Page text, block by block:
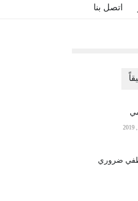
اتصل بنا
ضروري